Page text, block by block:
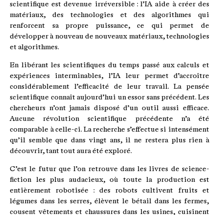
scientifique est devenue irréversible : l’IA aide à créer des
matériaux, des technologies et des algorithmes qui
renforcent sa propre puissance, ce qui permet de
développer à nouveau de nouveaux matériaux, technologies
et algorithmes.
En libérant les scientifiques du temps passé aux calculs et
expériences interminables, l’IA leur permet d’accroître
considérablement l’efficacité de leur travail. La pensée
scientifique connaît aujourd’hui un essor sans précédent. Les
chercheurs n’ont jamais disposé d’un outil aussi efficace.
Aucune révolution scientifique précédente n’a été
comparable à celle-ci. La recherche s’effectue si intensément
qu’il semble que dans vingt ans, il ne restera plus rien à
découvrir, tant tout aura été exploré.
C’est le futur que l’on retrouve dans les livres de science-
fiction les plus audacieux, où toute la production est
entièrement robotisée : des robots cultivent fruits et
légumes dans les serres, élèvent le bétail dans les fermes,
cousent vêtements et chaussures dans les usines, cuisinent